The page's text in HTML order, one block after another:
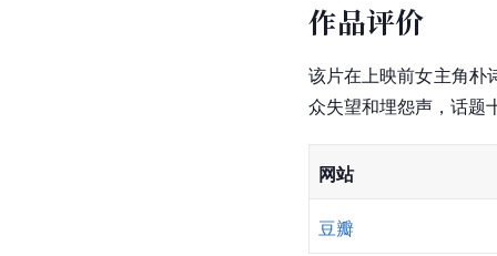
作品评价
该片在上映前女主角朴
众失望和埋怨声，话题
网站
豆瓣